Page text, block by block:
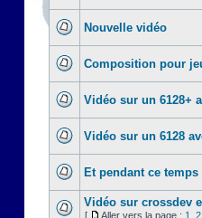
Nouvelle vidéo
Composition pour
Vidéo sur un 6128+
Vidéo sur un 6128
Et pendant ce
Vidéo sur crossdev
[ Aller vers la page : 1 2